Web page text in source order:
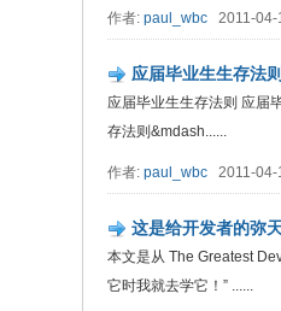
作者: paul_wbc 2011-04-
应届毕业生生存
应届毕业生生存法则 应
存法则&mdash......
作者: paul_wbc 2011-04-
这是给开发者的弥
本文是从 The Greatest
它时我就去学它！” ......